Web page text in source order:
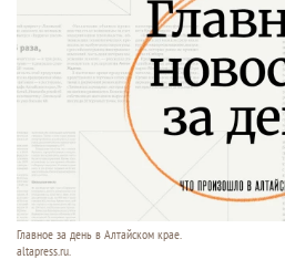
Главное за день в Алтайском крае.
altapress.ru.